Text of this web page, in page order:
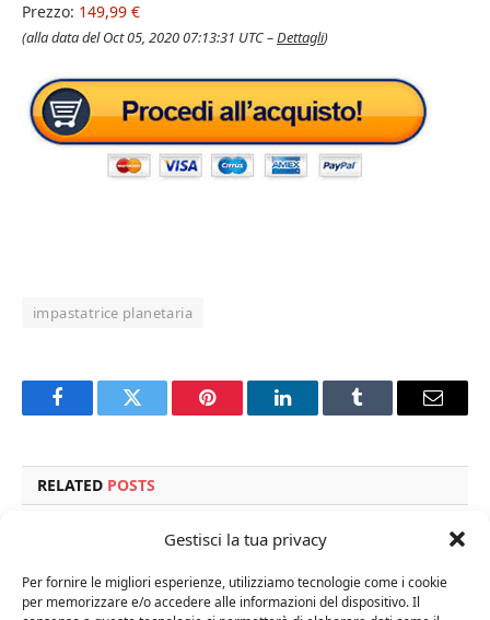
Gestisci la tua privacy
Per fornire le migliori esperienze, utilizziamo tecnologie come i cookie
per memorizzare e/o accedere alle informazioni del dispositivo. Il
Prezzo: 149,99 €
(alla data del Oct 05, 2020 07:13:31 UTC –Dettagli)
impastatrice planetaria
FacebookTwitter Pinterest LinkedInTumblr Email
RELATED POSTS